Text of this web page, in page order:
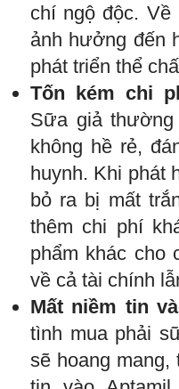
chí ngộ độc. Về
ảnh hưởng đến
phát triển thể
Tốn kém chi
Sữa giả
không hề rẻ,
huynh. Khi phát
bỏ ra bị mất
thêm chi phí
phẩm khác cho
về cả tài chính
Mất niềm tin
tình mua phải
sẽ hoang mang,